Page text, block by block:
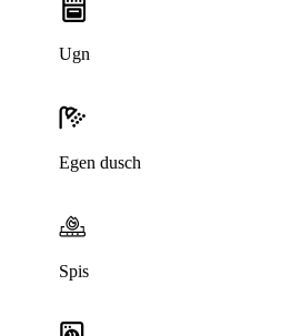
Ugn
Egen dusch
Spis